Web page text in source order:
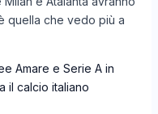
quella che vedo più a
Amare e Serie A in
il calcio italiano